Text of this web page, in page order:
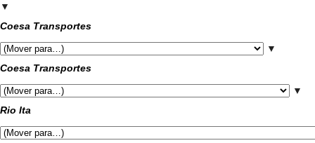
▼
Coesa Transportes
▼
Coesa Transportes
▼
Rio Ita